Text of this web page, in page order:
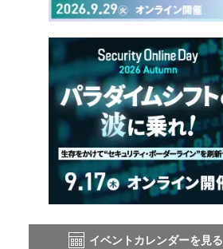
イベントカレンダーを見る